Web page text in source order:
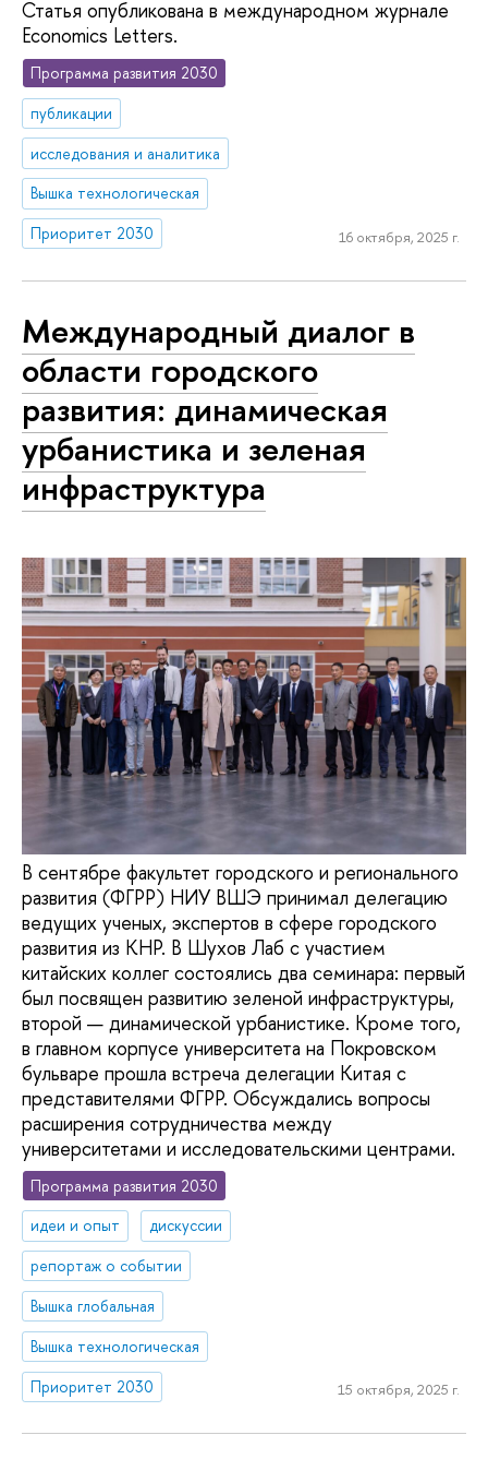
Статья опубликована в международном журнале
Economics Letters.
Программа развития 2030
публикации
исследования и аналитика
Вышка технологическая
Приоритет 2030
16 октября, 2025 г.
Международный диалог в
области городского
развития: динамическая
урбанистика и зеленая
инфраструктура
В сентябре факультет городского и регионального
развития (ФГРР) НИУ ВШЭ принимал делегацию
ведущих ученых, экспертов в сфере городского
развития из КНР. В Шухов Лаб с участием
китайских коллег состоялись два семинара: первый
был посвящен развитию зеленой инфраструктуры,
второй — динамической урбанистике. Кроме того,
в главном корпусе университета на Покровском
бульваре прошла встреча делегации Китая с
представителями ФГРР. Обсуждались вопросы
расширения сотрудничества между
университетами и исследовательскими центрами.
Программа развития 2030
идеи и опыт
дискуссии
репортаж о событии
Вышка глобальная
Вышка технологическая
Приоритет 2030
15 октября, 2025 г.